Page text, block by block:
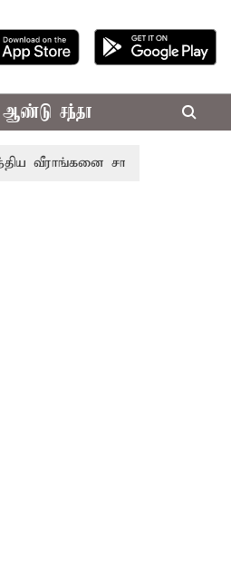
ஆண்டு சந்தா
சாம்பியன் பட்டம்